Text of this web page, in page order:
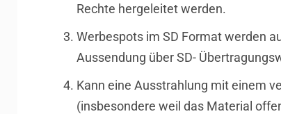
Rechte hergeleitet werden.
Werbespots im SD Format werden
Aussendung über SD-
Kann eine Ausstrahlung mit einem
(insbesondere weil das Material